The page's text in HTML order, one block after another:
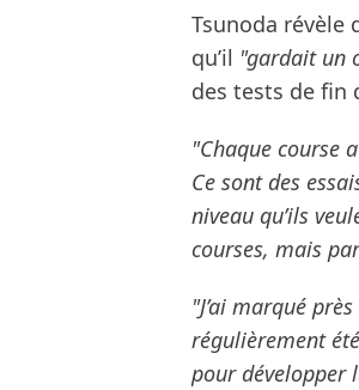
Tsunoda révèle
qu’il "gardait un
des tests de fin
"Chaque course
Ce sont des
niveau qu’ils
courses, mais
"J’ai marqué
régulièrement
pour développer